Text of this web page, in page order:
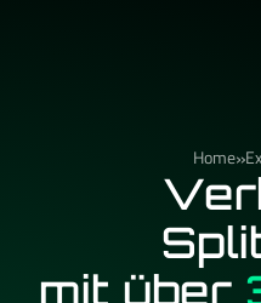
Home»
mit über